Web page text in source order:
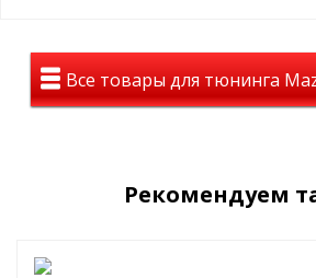
Все товары для тюнинга
Рекомендуем